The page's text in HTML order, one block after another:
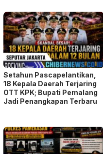
Setahun Pascapelantikan,
18 Kepala Daerah Terjaring
OTT KPK; Bupati Pemalang
Jadi Penangkapan Terbaru